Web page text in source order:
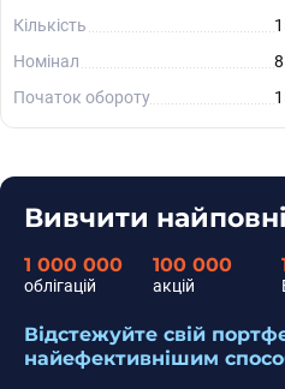
Кількість
Номінал
Початок обороту
Вивчити
1 000 000
облігацій
100 000
акцій
Відстежуйте свій
найефективнішим